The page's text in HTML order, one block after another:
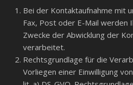
Bei der Kontaktaufnahme mit
Fax, Post oder E-Mail werden
Zwecke der Abwicklung der
verarbeitet.
Rechtsgrundlage für die
Vorliegen einer Einwilligung